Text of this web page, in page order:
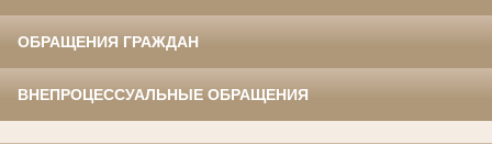
ОБРАЩЕНИЯ ГРАЖДАН
ВНЕПРОЦЕССУАЛЬНЫЕ ОБРАЩЕНИЯ